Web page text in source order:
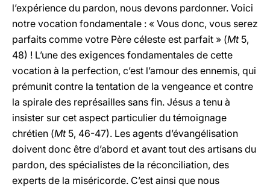
l’expérience du pardon, nous devons pardonner. Voici
notre vocation fondamentale : « Vous donc, vous serez
parfaits comme votre Père céleste est parfait » (Mt5,
48) ! L’une des exigences fondamentales de cette
vocation à la perfection, c’est l’amour des ennemis, qui
prémunit contre la tentation de la vengeance et contre
la spirale des représailles sans fin. Jésus a tenu à
insister sur cet aspect particulier du témoignage
chrétien (Mt5, 46-47). Les agents d’évangélisation
doivent donc être d’abord et avant tout des artisans du
pardon, des spécialistes de la réconciliation, des
experts de la miséricorde. C’est ainsi que nous